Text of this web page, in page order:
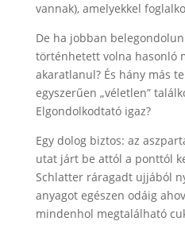
vannak), amelyekkel
De ha jobban
történhetett volna hasonló
akaratlanul? És hány más
egyszerűen „véletlen”
Elgondolkodtató igaz?
Egy dolog biztos: az
utat járt be attól a ponttól
Schlatter ráragadt ujjából
anyagot egészen odáig
mindenhol megtalálható